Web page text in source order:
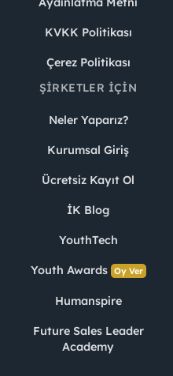
KVKK Politikası
Çerez Politikası
ŞIRKETLER İÇIN
Neler Yaparız?
Kurumsal Giriş
Ücretsiz Kayıt Ol
İK Blog
YouthTech
Youth Awards Oy Ver
Humanspire
Future Sales Leader
Academy